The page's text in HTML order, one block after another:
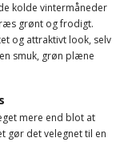
kolde vintermåneder
grønt og frodigt.
og attraktivt look, selv
smuk, grøn plæne
mere end blot at
gør det velegnet til en